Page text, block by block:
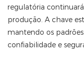
regulatória
produção. A chave
mantendo os
confiabilidade e